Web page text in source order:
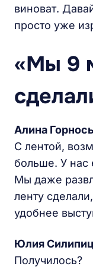
виноват.
просто уже
«Мы 9
Алина
С лентой,
больше. У нас
Мы даже
ленту
удобнее
Юлия
Получилось?